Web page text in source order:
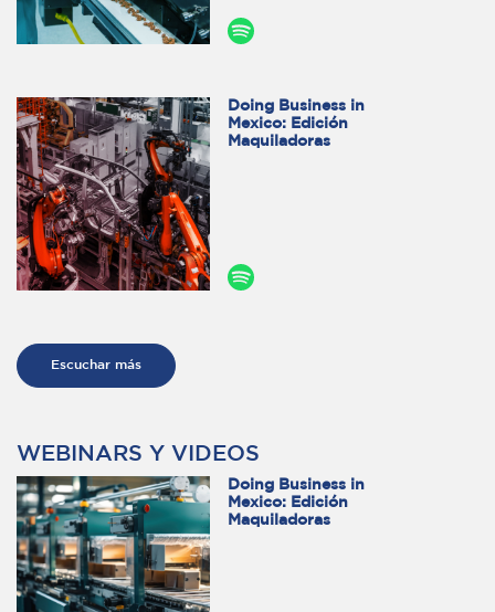
Doing Business in
Mexico: Edición
Maquiladoras
Escuchar más
WEBINARS Y VIDEOS
Doing Business in
Mexico: Edición
Maquiladoras